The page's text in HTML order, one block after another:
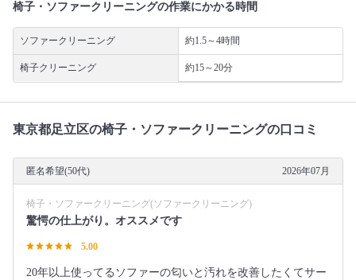
椅子・ソファークリーニングの作業にかかる時間
ソファークリーニング 約1.5～4時間
椅子クリーニング 約15～20分
東京都足立区の椅子・ソファークリーニングの口コミ
匿名希望(50代) 2026年07月
椅子・ソファークリーニング(ソファークリーニング)
驚愕の仕上がり。オススメです
5.00
20年以上使ってるソファーの匂いと汚れを改善したくてサー